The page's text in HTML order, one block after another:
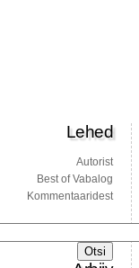
Lehed
Autorist
Best of Vabalog
Kommentaaridest